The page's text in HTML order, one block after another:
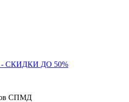
СКИДКИ ДО 50%
СПМД